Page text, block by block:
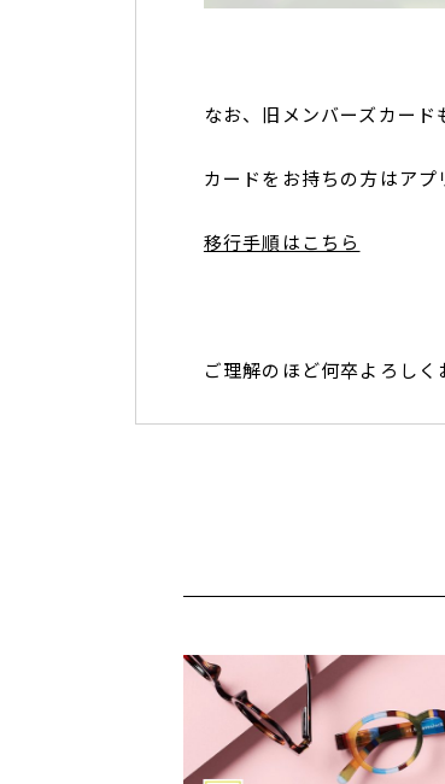
なお、旧メンバーズカード
カードをお持ちの方はアプ
移行手順はこちら
ご理解のほど何卒よろしく